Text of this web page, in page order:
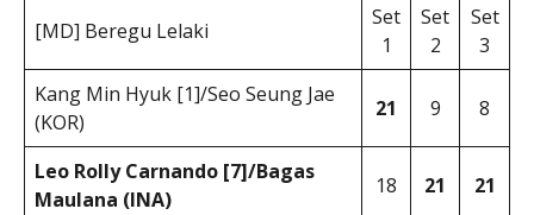
[MD] Beregu Lelaki
Set
1
Set
2
Set
3
Kang Min Hyuk [1]/Seo Seung Jae
(KOR)
21 9 8
Leo Rolly Carnando [7]/Bagas
Maulana (INA)
18 21 21